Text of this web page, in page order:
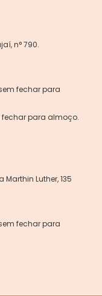
n° 790.
fechar para
fechar para almoço.
Luther, 135
fechar para